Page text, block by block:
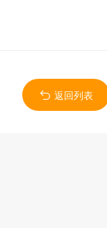
返回列表